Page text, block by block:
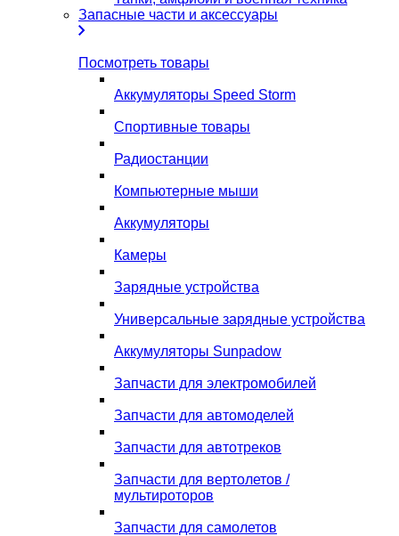
Запасные части и аксессуары
Посмотреть товары
Аккумуляторы Speed Storm
Спортивные товары
Радиостанции
Компьютерные мыши
Аккумуляторы
Камеры
Зарядные устройства
Универсальные зарядные устройства
Аккумуляторы Sunpadow
Запчасти для электромобилей
Запчасти для автомоделей
Запчасти для автотреков
Запчасти для вертолетов /
мультироторов
Запчасти для самолетов